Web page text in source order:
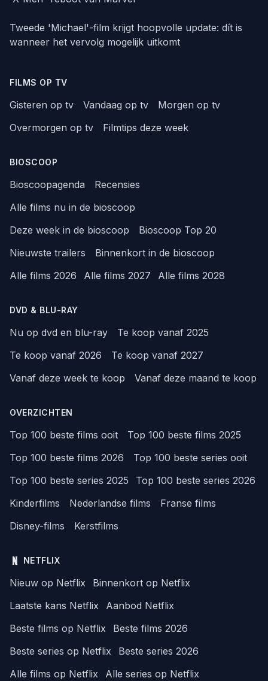
Tweede 'Michael'-film krijgt hoopvolle update: dít is
wanneer het vervolg mogelijk uitkomt
FILMS OP TV
Gisteren op tv Vandaag op tv
Morgen op tv
Overmorgen op tv
Filmtips deze week
BIOSCOOP
Bioscoopagenda
Recensies
Alle films nu in de bioscoop
Deze week in de bioscoop
Bioscoop Top 20
Nieuwste trailers
Binnenkort in de bioscoop
Alle films 2026
Alle films 2027 Alle films 2028
DVD & BLU-RAY
Nu op dvd en blu-ray
Te koop vanaf 2025
Te koop vanaf 2026
Te koop vanaf 2027
Vanaf deze week te koop
Vanaf deze maand te koop
OVERZICHTEN
Top 100 beste films ooit
Top 100 beste films 2025
Top 100 beste films 2026
Top 100 beste series ooit
Top 100 beste series 2025
Top 100 beste series 2026
Kinderfilms
Nederlandse films
Franse films
Disney-films
Kerstfilms
NETFLIX
Nieuw op Netflix
Binnenkort op Netflix
Laatste kans Netflix
Aanbod Netflix
Beste films op Netflix
Beste films 2026
Beste series op Netflix
Beste series 2026
Alle films op Netflix
Alle series op Netflix